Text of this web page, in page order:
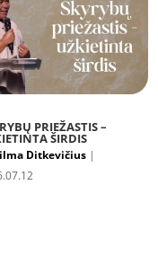
PRIEŽASTIS –
ŠIRDIS
Ditkevičius |